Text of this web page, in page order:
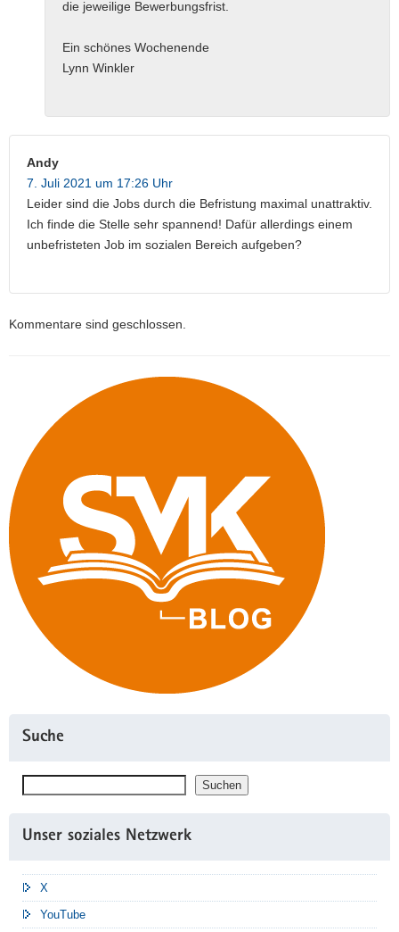
die jeweilige Bewerbungsfrist.
Ein schönes Wochenende
Lynn Winkler
Andy
7. Juli 2021 um 17:26 Uhr
Leider sind die Jobs durch die Befristung maximal unattraktiv.
Ich finde die Stelle sehr spannend! Dafür allerdings einem
unbefristeten Job im sozialen Bereich aufgeben?
Kommentare sind geschlossen.
Suche
Suchen
Unser soziales Netzwerk
X
YouTube